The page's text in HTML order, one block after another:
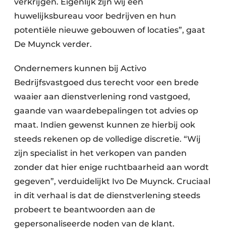
huwelijksbureau voor bedrijven en hun
potentiële nieuwe gebouwen of locaties”, gaat
De Muynck verder.
Ondernemers kunnen bij Activo
Bedrijfsvastgoed dus terecht voor een brede
waaier aan dienstverlening rond vastgoed,
gaande van waardebepalingen tot advies op
maat. Indien gewenst kunnen ze hierbij ook
steeds rekenen op de volledige discretie. “Wij
zijn specia­list in het verkopen van panden
zonder dat hier enige ruchtbaarheid aan wordt
gegeven”, verduidelijkt Ivo De Muynck. Cruciaal
in dit verhaal is dat de dienstverlening steeds
probeert te beantwoorden aan de
gepersonaliseerde noden van de klant.